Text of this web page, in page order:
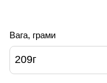
Вага, грами
209г